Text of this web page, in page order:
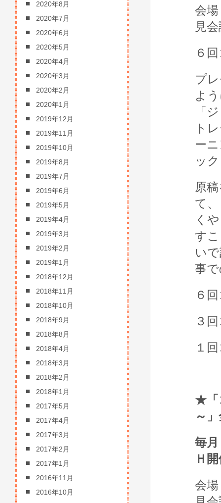
会
見
６
プ
よ
「
ト
ー
ッ
原
て
く
す
い
事
６
３
１
★「
～
毎
Ｈ
会
2020年8月
2020年7月
2020年6月
2020年5月
2020年4月
2020年3月
2020年2月
2020年1月
2019年12月
2019年11月
2019年10月
2019年8月
2019年7月
2019年6月
2019年5月
2019年4月
2019年3月
2019年2月
2019年1月
2018年12月
2018年11月
2018年10月
2018年9月
2018年8月
2018年4月
2018年3月
2018年2月
2018年1月
2017年5月
2017年4月
2017年3月
2017年2月
2017年1月
2016年11月
2016年10月